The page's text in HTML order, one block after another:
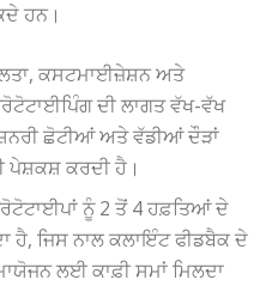
ਹਨ।
ਕਸਟਮਾਈਜ਼ੇਸ਼ਨ ਅਤੇ
ਦੀ ਲਾਗਤ ਵੱਖ-ਵੱਖ
ਛੋਟੀਆਂ ਅਤੇ ਵੱਡੀਆਂ ਦੌੜਾਂ
ਪੇਸ਼ਕਸ਼ ਕਰਦੀ ਹੈ।
ਨੂੰ 2 ਤੋਂ 4 ਹਫ਼ਤਿਆਂ ਦੇ
ਜਿਸ ਨਾਲ ਕਲਾਇੰਟ ਫੀਡਬੈਕ ਦੇ
ਲਈ ਕਾਫ਼ੀ ਸਮਾਂ ਮਿਲਦਾ